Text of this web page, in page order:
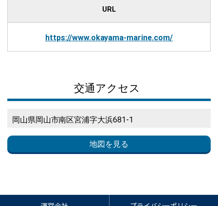
URL
https://www.okayama-marine.com/
交通アクセス
岡山県岡山市南区宮浦字大浜681-1
地図を見る